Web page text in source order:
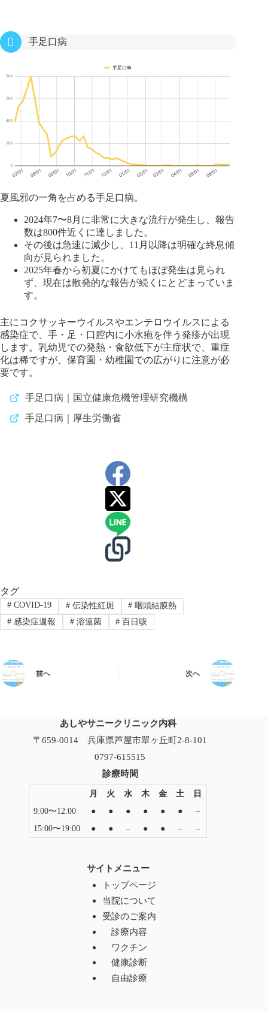
手足口病
夏風邪の一角を占める手足口病。
2024年7〜8月に非常に大きな流行が発生し、報告
数は800件近くに達しました。
その後は急速に減少し、11月以降は明確な終息傾
向が見られました。
2025年春から初夏にかけてもほぼ発生は見られ
ず、現在は散発的な報告が続くにとどまっていま
す。
主にコクサッキーウイルスやエンテロウイルスによる
感染症で、手・足・口腔内に小水疱を伴う発疹が出現
します。乳幼児での発熱・食欲低下が主症状で、重症
化は稀ですが、保育園・幼稚園での広がりに注意が必
要です。
手足口病｜国立健康危機管理研究機構
手足口病｜厚生労働省
タグ
#COVID-19 #伝染性紅斑 # 咽頭結膜熱
#感染症週報 #溶連菌 # 百日咳
前へ 次へ
あしやサニークリニック内科
〒659-0014 兵庫県芦屋市翠ヶ丘町2-8-101
0797-615515
診療時間
月 火 水 木 金 土
日
9:00〜12:00
● ● ● ● ● ●
–
15:00〜19:00
● ● – ● ● – –
サイトメニュー
トップページ
当院について
受診のご案内
診療内容
ワクチン
健康診断
自由診療